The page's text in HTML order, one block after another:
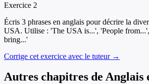
Exercice 2
Écris 3 phrases en anglais pour décrire la
USA. Utilise : 'The USA is...', 'People
bring...'
Corrige cet exercice avec le tuteur →
Autres chapitres de Anglais